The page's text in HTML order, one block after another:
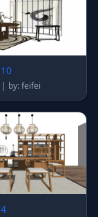
分类：室内 | by: feifei